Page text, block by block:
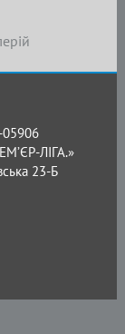
05906
ЛІГА.»
23-Б